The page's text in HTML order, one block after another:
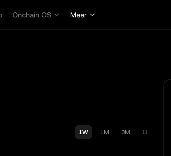
Onchain OS Meer
1W 1M 3M 1J